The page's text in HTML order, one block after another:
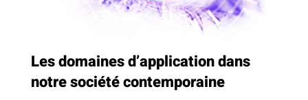
Les domaines d’application dans
notre société contemporaine